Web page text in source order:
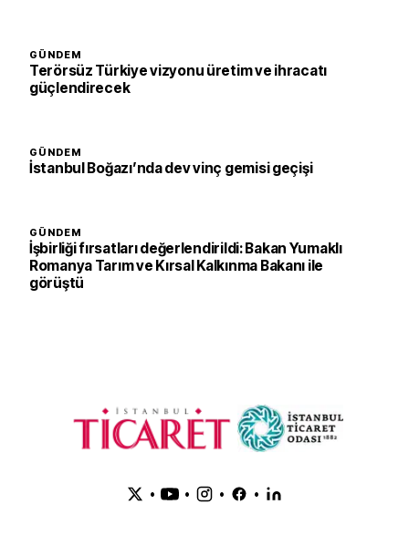
GÜNDEM
Terörsüz Türkiye vizyonu üretim ve ihracatı
güçlendirecek
GÜNDEM
İstanbul Boğazı’nda dev vinç gemisi geçişi
GÜNDEM
İşbirliği fırsatları değerlendirildi: Bakan Yumaklı
Romanya Tarım ve Kırsal Kalkınma Bakanı ile
görüştü
• • • •